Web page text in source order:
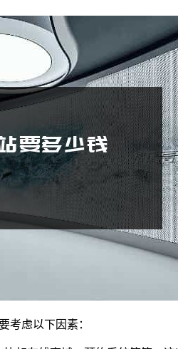
考虑以下因素：